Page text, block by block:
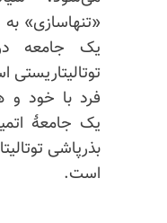
«تنها‌سازی»
یک جامعه
فرد با خود و
یک جامعهٔ
بذرپاشی
است.